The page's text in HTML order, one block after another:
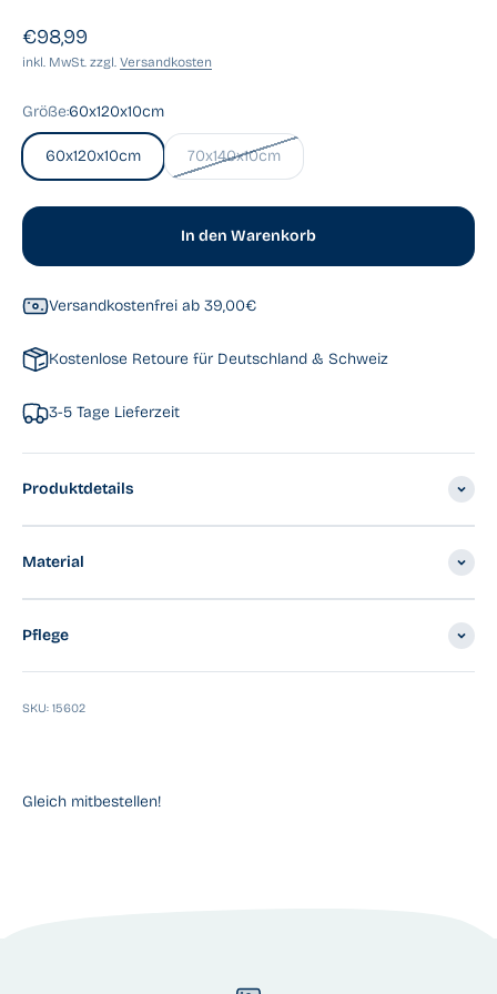
Angebot
€98,99
inkl. MwSt. zzgl. Versandkosten
Größe:60x120x10cm
60x120x10cm 70x140x10cm
In den Warenkorb
Versandkostenfrei ab 39,00€
Kostenlose Retoure für Deutschland & Schweiz
3-5 Tage Lieferzeit
Produktdetails
Material
Pflege
SKU: 15602